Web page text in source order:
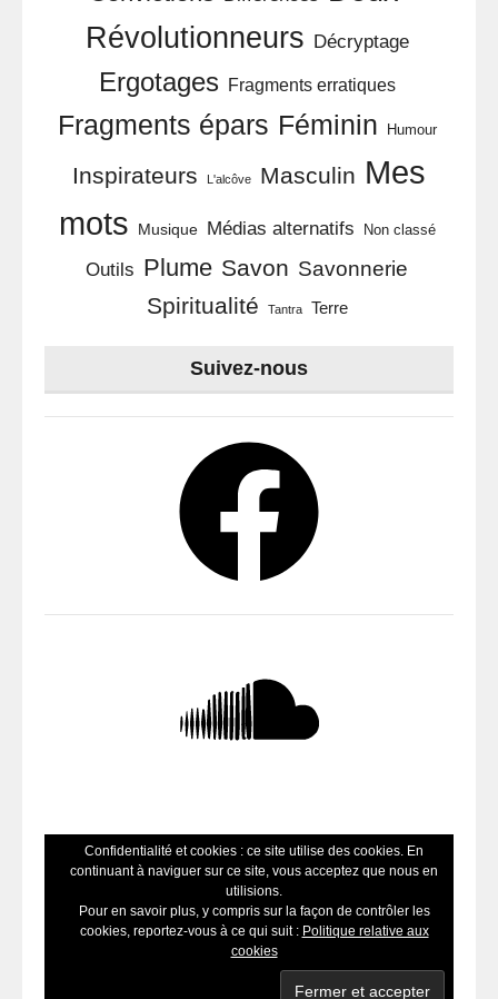
Révolutionneurs Décryptage
Ergotages Fragments erratiques
Fragments épars Féminin Humour
Inspirateurs L'alcôve Masculin Mes
mots
Musique Médias alternatifs Non classé
Outils Plume Savon Savonnerie
Spiritualité Tantra Terre
Suivez-nous
Confidentialité et cookies : ce site utilise des cookies. En
continuant à naviguer sur ce site, vous acceptez que nous en
utilisions.
Pour en savoir plus, y compris sur la façon de contrôler les
cookies, reportez-vous à ce qui suit : Politique relative aux
cookies